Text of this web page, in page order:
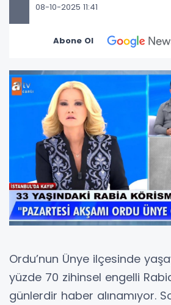
08-10-2025 11:41
Abone Ol
Ordu’nun Ünye ilçesinde
yüzde 70 zihinsel engelli
günlerdir haber alınamıyor.